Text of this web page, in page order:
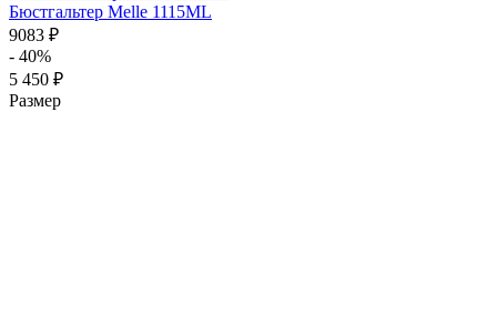
Бюстгальтер Melle 1115ML
9083 ₽
- 40%
5 450 ₽
Размер